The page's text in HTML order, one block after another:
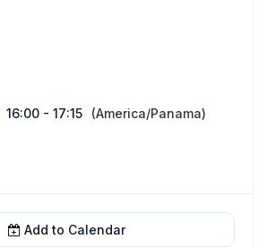
16:00 - 17:15 (America/Panama)
Add to Calendar